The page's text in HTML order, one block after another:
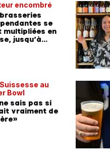
encombré
se
multipliées en
jusqu’à
au
Bowl
sais pas si
vraiment de